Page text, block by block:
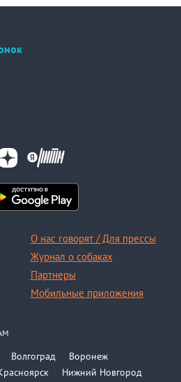
О нас говорят / Для прессы
Журнал о собаках
Партнеры
Мобильные приложения
Волгоград
Воронеж
Нижний Новгород